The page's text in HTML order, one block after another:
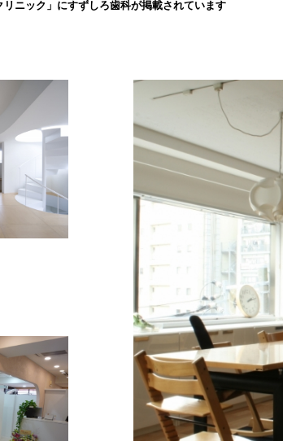
ニック」にすずしろ歯科が掲載されています